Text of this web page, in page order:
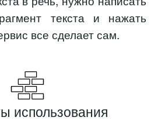
текста и нажать
все сделает сам.
использования